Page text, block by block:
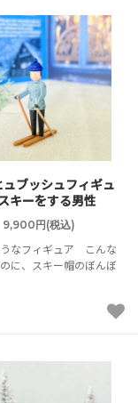
ュブッシュフィギュ
キーをする男性
9,900円(税込)
なフィギュア こんな
に、スキー帽のぼんぼ